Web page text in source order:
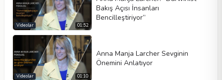
01:52
Videolar
Bakış Açısı İnsanları
Bencilleştiriyor”
01:10
Videolar
Anna Manja Larcher Sevginin
Önemini Anlatıyor